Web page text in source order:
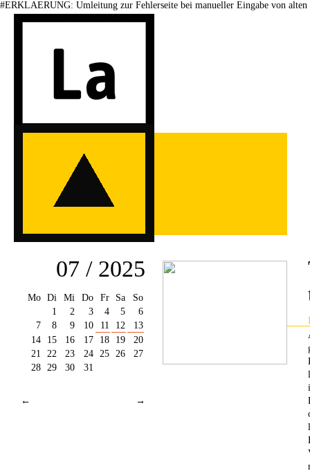
07 / 2025
Mo Di Mi Do Fr Sa
So
1
2 3 4 5
6
7
8 9 10 11 12
13
14
15 16 17 18 19
20
21
22 23 24 25 26
27
28 29 30 31
← →
#ERKLAERUNG: Umleitung zur Fehlerseite bei manueller Eingabe von alten